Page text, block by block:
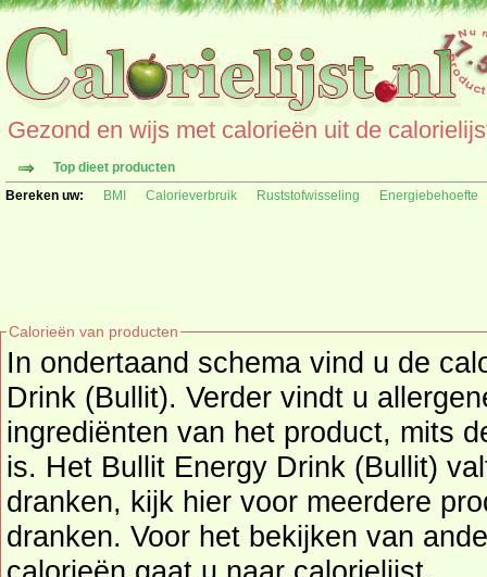
Gezond en wijs met calorieën uit de
Top dieet producten
Bereken uw:
BMI Calorieverbruik Ruststofwisseling Energiebehoefte
Calorieën van producten
In ondertaand schema vind u de
Drink (Bullit). Verder vindt u
ingrediënten van het product, mits deze informatie beschikbaar
is. Het Bullit Energy Drink (Bullit)
dranken, kijk hier voor meerdere
dranken. Voor het bekijken van